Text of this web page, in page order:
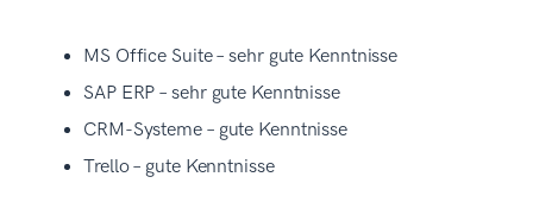
MS Office Suite – sehr gute Kenntnisse
SAP ERP – sehr gute Kenntnisse
CRM-Systeme – gute Kenntnisse
Trello – gute Kenntnisse